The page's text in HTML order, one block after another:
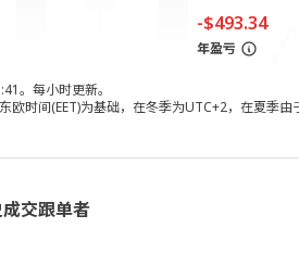
-$493.34
年盈亏
。每小时更新。
欧时间(EET)为基础，在冬季为UTC+2，在夏季由
交跟单者